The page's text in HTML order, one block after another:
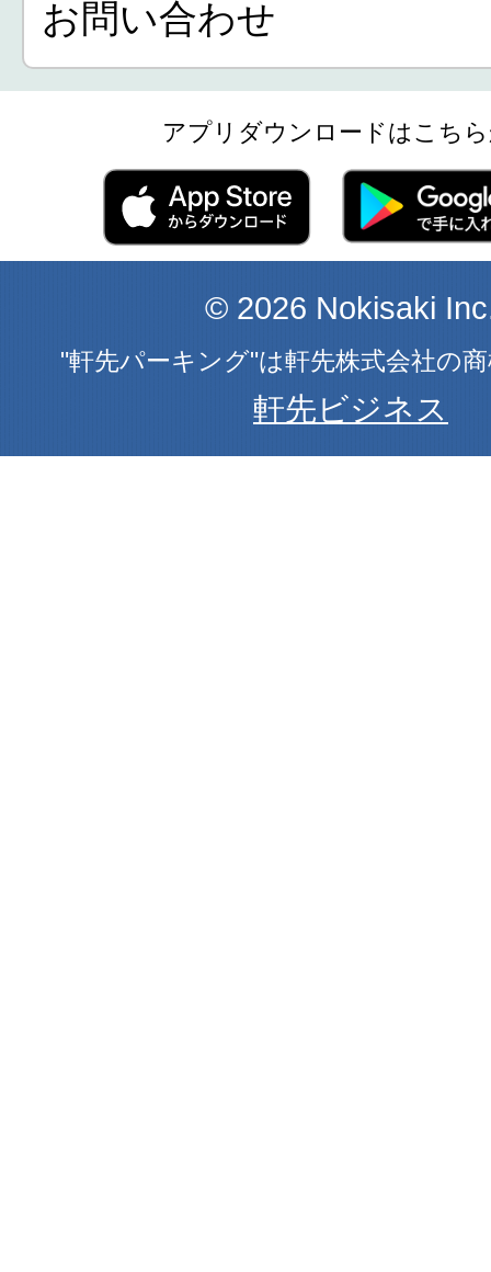
お問い合わせ
アプリダウンロードはこち
© 2026 Nokisaki
"軒先パーキング"は軒先株式会社の
軒先ビジネス